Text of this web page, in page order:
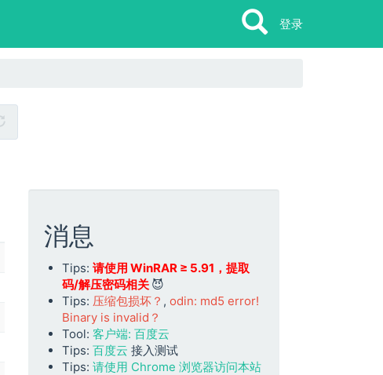
登录
Search
Search
消息
Tips: 请使用 WinRAR ≥ 5.91，提取
码/解压密码相关 😈
Tips: 压缩包损坏？ , odin: md5 error!
Binary is invalid？
Tool: 客户端: 百度云
Tips: 百度云 接入测试
Tips: 请使用 Chrome 浏览器访问本站